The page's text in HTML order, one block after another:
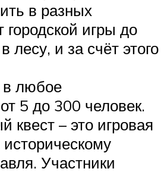
в разных
городской игры до
лесу, и за счёт этого
в любое
5 до 300 человек.
квест – это игровая
Участники